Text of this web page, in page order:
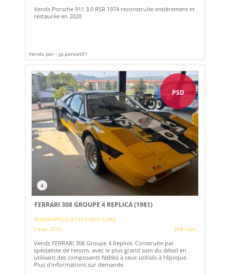
Vends Porsche 911 3.0 RSR 1974 reconstruite entièrement et
restaurée en 2020
Vendu par : jp.poncet01
PSD
4
FERRARI 308 GROUPE 4 REPLICA (1981)
INDIANAPOLIS (ETATS-UNIS (USA))
1 mai 2026
358 vues
Vends FERRARI 308 Groupe 4 Replica. Construite par
spécialiste de renom, avec le plus grand soin du détail en
utilisant des composants fidèles à ceux utilisés à l'époque.
Plus d'informations sur demande.